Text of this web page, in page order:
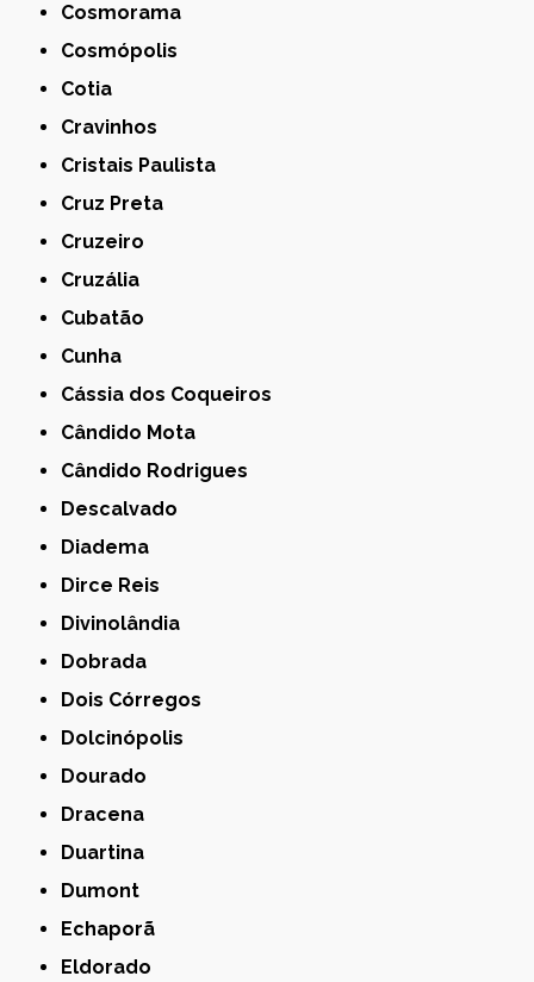
Cosmorama
Cosmópolis
Cotia
Cravinhos
Cristais Paulista
Cruz Preta
Cruzeiro
Cruzália
Cubatão
Cunha
Cássia dos Coqueiros
Cândido Mota
Cândido Rodrigues
Descalvado
Diadema
Dirce Reis
Divinolândia
Dobrada
Dois Córregos
Dolcinópolis
Dourado
Dracena
Duartina
Dumont
Echaporã
Eldorado